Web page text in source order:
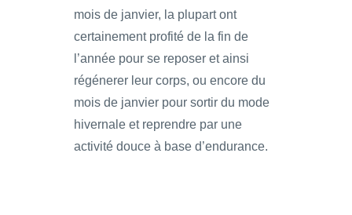
mois de janvier, la plupart ont
certainement profité de la fin de
l’année pour se reposer et ainsi
régénerer leur corps, ou encore du
mois de janvier pour sortir du mode
hivernale et reprendre par une
activité douce à base d’endurance.